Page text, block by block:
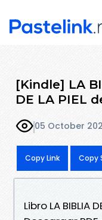
[Kindle] LA
DE LA PIEL
05 October
Copy Link Copy
Libro LA BIBLIA